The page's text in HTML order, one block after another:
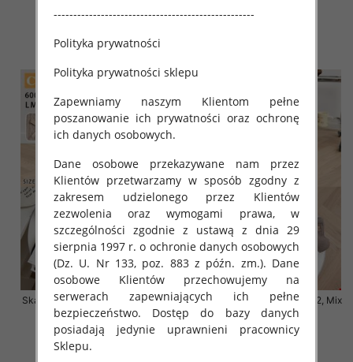
szczegóły
Skarpety damskie Roz 35-42, Mix
kolor Paczka 40 szt
3.20 zł
szczegóły
Skarpety damskie Roz 35-42, Mix
kolor Paczka 40 szt
3.20 zł
---------------------------------------------------
Polityka prywatności
Polityka prywatności sklepu
Zapewniamy naszym Klientom pełne
poszanowanie ich prywatności oraz ochronę
ich danych osobowych.
Dane osobowe przekazywane nam przez
Klientów przetwarzamy w sposób zgodny z
zakresem udzielonego przez Klientów
zezwolenia oraz wymogami prawa, w
szczególności zgodnie z ustawą z dnia 29
sierpnia 1997 r. o ochronie danych osobowych
(Dz. U. Nr 133, poz. 883 z późn. zm.). Dane
osobowe Klientów przechowujemy na
serwerach zapewniających ich pełne
bezpieczeństwo. Dostęp do bazy danych
posiadają jedynie uprawnieni pracownicy
Sklepu.